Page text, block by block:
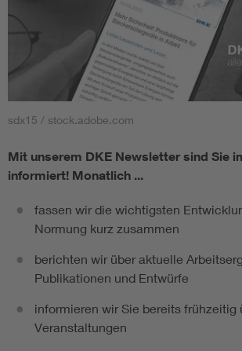
sdx15 / stock.adobe.com
Mit unserem DKE Newsletter sind Sie
informiert! Monatlich ...
fassen wir die wichtigsten
Normung kurz zusammen
berichten wir über aktuelle
Publikationen und Entwürfe
informieren wir Sie bereits frühzeitig
Veranstaltungen